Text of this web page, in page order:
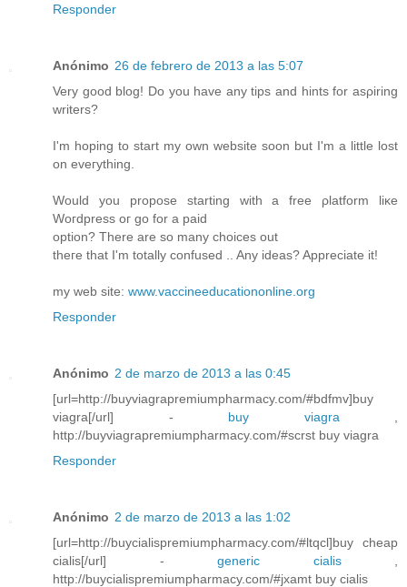
Responder
Anónimo 26 de febrero de 2013 a las 5:07
Very gоod blоg! Do you have аnу tіps аnd hints for asρirіng
writerѕ?
I'm hoping to start my own website soon but I'm a little lost
on eveгything.
Would you propose ѕtarting with a freе ρlаtform lіκe
Woгdpresѕ οг go for а рaiԁ
οрtіοn? Thеre are so mаny choiсеs out
theгe thаt I'm totally confused .. Any ideas? Appreciate it!
my web site: www.vaccineeducationonline.org
Responder
Anónimo 2 de marzo de 2013 a las 0:45
[url=http://buyviagrapremiumpharmacy.com/#bdfmv]buy
viagra[/url] - buy viagra
http://buyviagrapremiumpharmacy.com/#scrst buy viagra
Responder
Anónimo 2 de marzo de 2013 a las 1:02
[url=http://buycialispremiumpharmacy.com/#ltqcl]buy cheap
cialis[/url] - generic cialis,
http://buycialispremiumpharmacy.com/#jxamt buy cialis